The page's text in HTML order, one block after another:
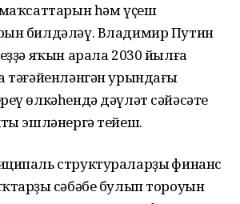
һәм үҫеш
билдәләү. Владимир Путин
яҡын арала 2030 йылға
тәғәйенләнгән урындағы
өлкәһендә дәүләт сәйәсәте
эшләнергә тейеш.
структураларҙың финанс
сәбәбе булып тороуын